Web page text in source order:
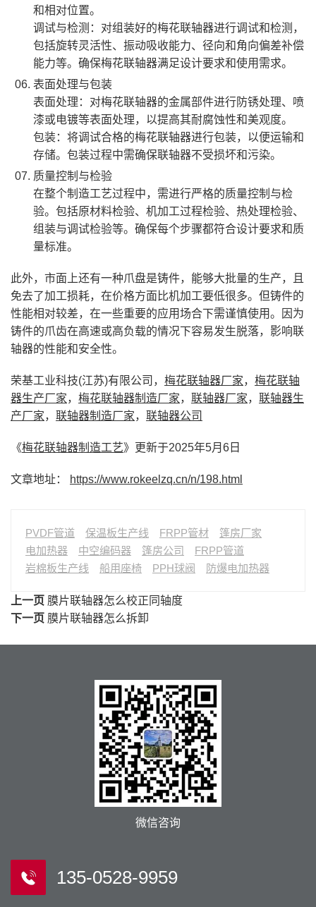
和相对位置。
‌调试与检测‌：对组装好的梅花联轴器进行调试和检测，
包括旋转灵活性、振动吸收能力、径向和角向偏差补偿
能力等。确保梅花联轴器满足设计要求和使用需求。
表面处理与包装
‌表面处理‌：对梅花联轴器的金属部件进行防锈处理、喷
漆或电镀等表面处理，以提高其耐腐蚀性和美观度。
‌包装‌：将调试合格的梅花联轴器进行包装，以便运输和
存储。包装过程中需确保联轴器不受损坏和污染。
质量控制与检验
在整个制造工艺过程中，需进行严格的质量控制与检
验。包括原材料检验、机加工过程检验、热处理检验、
组装与调试检验等。确保每个步骤都符合设计要求和质
量标准。
此外，市面上还有一种爪盘是铸件，能够大批量的生产，且
免去了加工损耗，在价格方面比机加工要低很多。但铸件的
性能相对较差，在一些重要的应用场合下需谨慎使用。因为
铸件的爪齿在高速或高负载的情况下容易发生脱落，影响联
轴器的性能和安全性。
荣基工业科技(江苏)有限公司， 梅花联轴器厂家， 梅花联轴
器生产厂家， 梅花联轴器制造厂家， 联轴器厂家， 联轴器生
产厂家， 联轴器制造厂家， 联轴器公司
《梅花联轴器制造工艺》更新于2025年5月6日
文章地址： https://www.rokeelzq.cn/n/198.html
PVDF管道 保温板生产线 FRPP管材
篷房厂家
电加热器
中空编码器 篷房公司
FRPP管道
岩棉板生产线
船用座椅 PPH球阀 防爆电加热器
上一页 膜片联轴器怎么校正同轴度
下一页 膜片联轴器怎么拆卸
微信咨询
135-0528-9959